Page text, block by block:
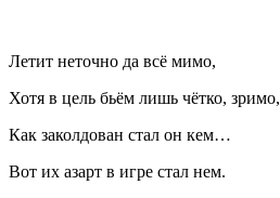
Летит неточно да всё мимо,
Хотя в цель бьём лишь чётко, зримо,
Как заколдован стал он кем…
Вот их азарт в игре стал нем.